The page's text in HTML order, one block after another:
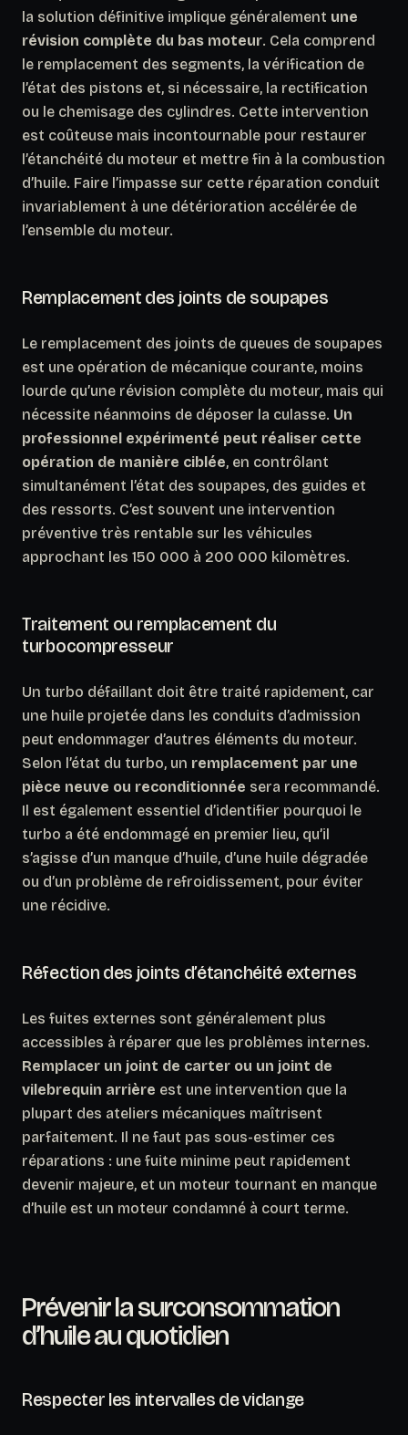
la solution définitive implique généralement une
révision complète du bas moteur. Cela comprend
le remplacement des segments, la vérification de
l’état des pistons et, si nécessaire, la rectification
ou le chemisage des cylindres. Cette intervention
est coûteuse mais incontournable pour restaurer
l’étanchéité du moteur et mettre fin à la combustion
d’huile. Faire l’impasse sur cette réparation conduit
invariablement à une détérioration accélérée de
l’ensemble du moteur.
Remplacement des joints de soupapes
Le remplacement des joints de queues de soupapes
est une opération de mécanique courante, moins
lourde qu’une révision complète du moteur, mais qui
nécessite néanmoins de déposer la culasse. Un
professionnel expérimenté peut réaliser cette
opération de manière ciblée, en contrôlant
simultanément l’état des soupapes, des guides et
des ressorts. C’est souvent une intervention
préventive très rentable sur les véhicules
approchant les 150 000 à 200 000 kilomètres.
Traitement ou remplacement du
turbocompresseur
Un turbo défaillant doit être traité rapidement, car
une huile projetée dans les conduits d’admission
peut endommager d’autres éléments du moteur.
Selon l’état du turbo, un remplacement par une
pièce neuve ou reconditionnée sera recommandé.
Il est également essentiel d’identifier pourquoi le
turbo a été endommagé en premier lieu, qu’il
s’agisse d’un manque d’huile, d’une huile dégradée
ou d’un problème de refroidissement, pour éviter
une récidive.
Réfection des joints d’étanchéité externes
Les fuites externes sont généralement plus
accessibles à réparer que les problèmes internes.
Remplacer un joint de carter ou un joint de
vilebrequin arrière est une intervention que la
plupart des ateliers mécaniques maîtrisent
parfaitement. Il ne faut pas sous-estimer ces
réparations : une fuite minime peut rapidement
devenir majeure, et un moteur tournant en manque
d’huile est un moteur condamné à court terme.
Prévenir la surconsommation
d’huile au quotidien
Respecter les intervalles de vidange